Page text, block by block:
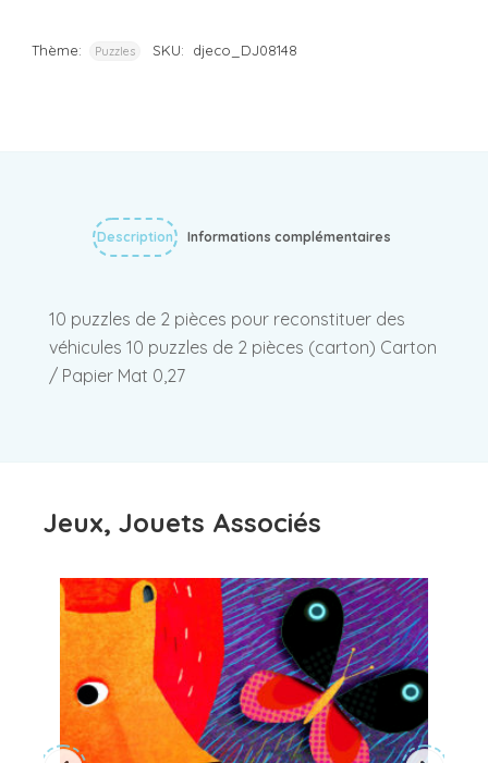
Thème: Puzzles SKU: djeco_DJ08148
Description Informations complémentaires
10 puzzles de 2 pièces pour reconstituer des
véhicules 10 puzzles de 2 pièces (carton) Carton
/ Papier Mat 0,27
Jeux, Jouets Associés